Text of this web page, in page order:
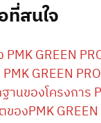
ที่สนใจ
GREEN
GREEN
านของโครงการ
องPMK GREEN